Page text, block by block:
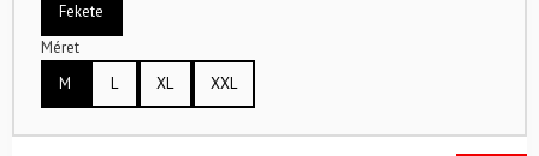
Fekete
Méret
M
L XL XXL